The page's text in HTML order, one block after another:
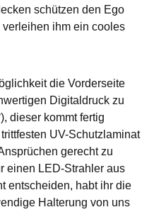
schützen den Ego
ihm ein cooles
die Vorderseite
Digitaldruck zu
dieser kommt fertig
UV-Schutzlaminat
gerecht zu
einen LED-Strahler aus
entscheiden, habt ihr die
Halterung von uns